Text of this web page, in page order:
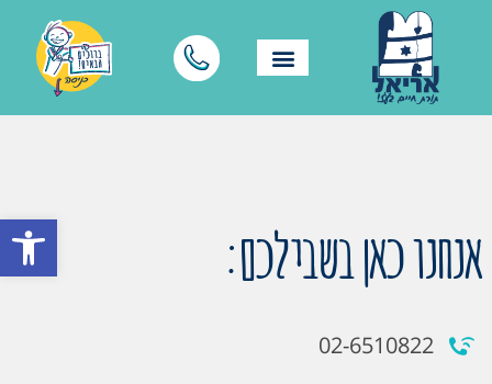
פתח אנחנו כאן בשבילכם:
02-6510822